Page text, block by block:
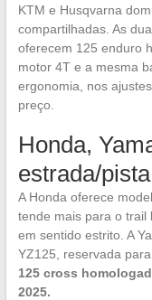
KTM e Husqvarna
compartilhadas. As
oferecem 125 enduro
motor 4T e a mesma
ergonomia, nos
preço.
Honda,
estrada/pista
A Honda oferece
tende mais para o trail
em sentido estrito. A
YZ125, reservada
125 cross
2025.